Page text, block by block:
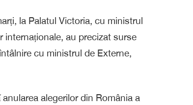
la Palatul Victoria, cu ministrul
internaționale, au precizat surse
cu ministrul de Externe,
alegerilor din România a